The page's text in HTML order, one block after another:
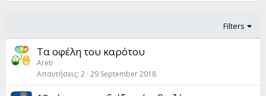
Filters
Τα οφέλη του καρότου
Areti
Απαντήσεις 2 29 September 2018